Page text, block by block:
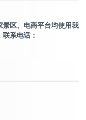
区、电商平台均使用我
系电话：